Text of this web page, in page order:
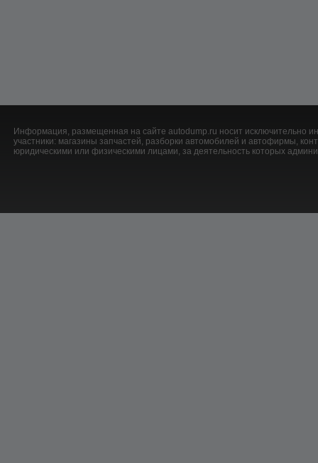
Информация, размещенная на сайте autodump.ru носит исключительно
участники: магазины запчастей, разборки автомобилей и автофирмы,
юридическими или физическими лицами, за деятельность которых